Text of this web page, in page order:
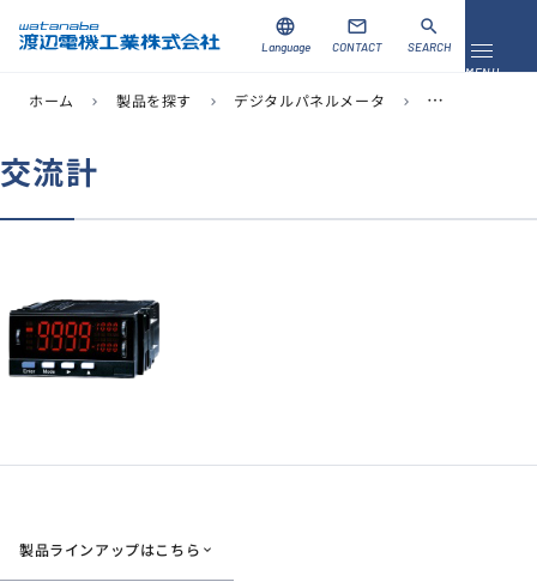
メニュ
MENU
製品を探す
導入事例
サイトマップ
language
Language
mail
CONTACT
search
SEARCH
ホーム chevron_right 製品を探す chevron_right デジタルパネルメータ chevron_right シリーズで探す
交流計
製品ラインアップはこちら